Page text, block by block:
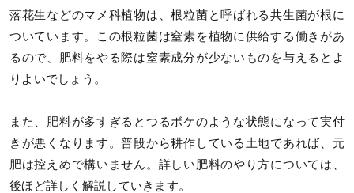
落花生などのマメ科植物は、根粒菌と呼ばれる共生菌が根に
ついています。この根粒菌は窒素を植物に供給する働きがあ
るので、肥料をやる際は窒素成分が少ないものを与えるとよ
りよいでしょう。
また、肥料が多すぎるとつるボケのような状態になって実付
きが悪くなります。普段から耕作している土地であれば、元
肥は控えめで構いません。詳しい肥料のやり方については、
後ほど詳しく解説していきます。